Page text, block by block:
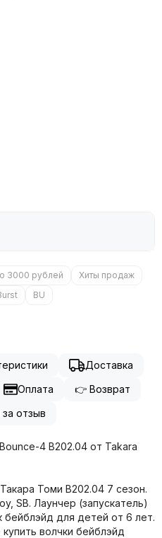
3000 рублей
Хиты продаж
BU
Доставка
Оплата
👉 Возврат
отзыв
4 B202.04 от Takara
Томи B202.04 7 сезон.
SB. Лаунчер (запускатель)
бейблэйд для детей от 6 лет.
волчки бейблэйд